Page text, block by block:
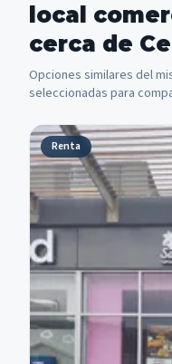
local
cerca de
Opciones similares del
seleccionadas para
Renta